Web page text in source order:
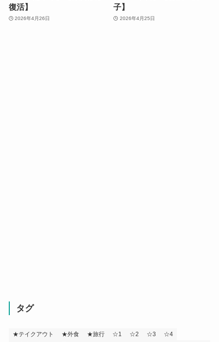
復活】
2026年4月26日
子】
2026年4月25日
タグ
★テイクアウト ★外食 ★旅行 ☆1 ☆2 ☆3
☆4